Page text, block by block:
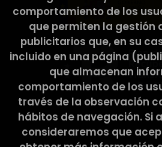
comportamiento de los
que permiten la gestión
publicitarios que, en su
incluido en una página
que almacenan
comportamiento de los
través de la observación
hábitos de navegación. Si
consideraremos que